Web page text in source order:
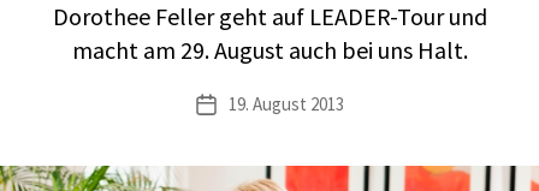
Dorothee Feller geht auf LEADER-Tour und
macht am 29. August auch bei uns Halt.
Veröffentlichungsdatum
19. August 2013